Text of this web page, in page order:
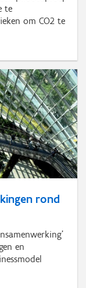
te
om CO2 te
rond
en